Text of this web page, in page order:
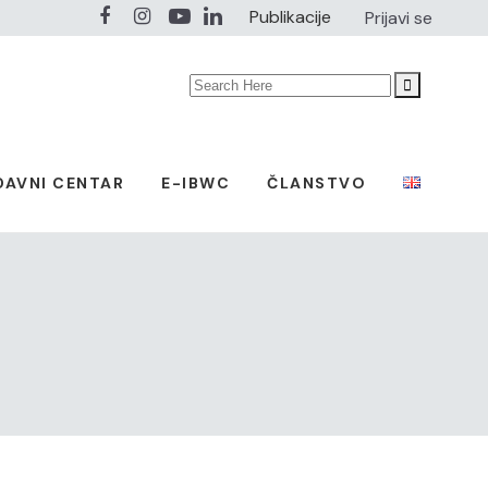
Publikacije Prijavi se
Search
CENTAR E-IBWC ČLANSTVO